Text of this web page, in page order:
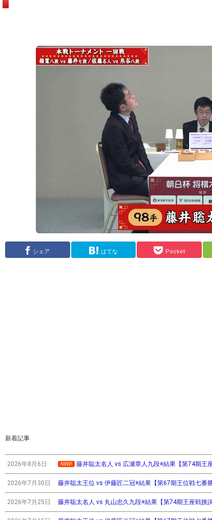
シェア はてな Pocket
新着記事
2026年8月6日 NEW! 藤井聡太名人 vs 広瀬章人九段※結果【第74期王
2026年7月30日 藤井聡太王位 vs 伊藤匠二冠※結果【第67期王位戦七番
2026年7月25日 藤井聡太名人 vs 丸山忠久九段※結果【第74期王座戦挑